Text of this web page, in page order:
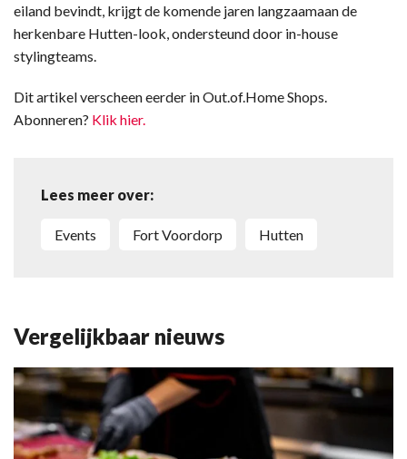
eiland bevindt, krijgt de komende jaren langzaamaan de
herkenbare Hutten-look, ondersteund door in-house
stylingteams.
Dit artikel verscheen eerder in Out.of.Home Shops.
Abonneren? Klik hier.
Lees meer over:
events Fort Voordorp Hutten
Vergelijkbaar nieuws